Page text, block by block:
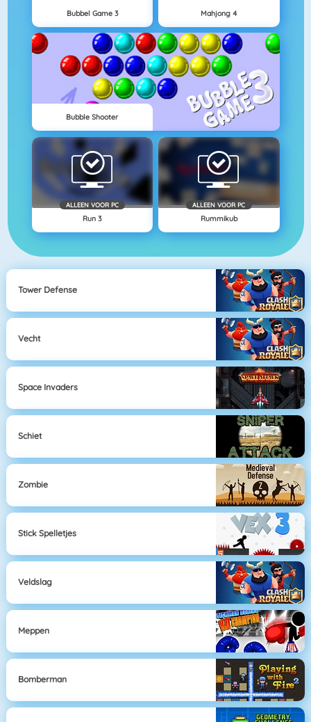
Bubbel Game 3 Mahjong 4
Bubble Shooter
ALLEEN VOOR PC
Run 3
ALLEEN VOOR PC
Rummikub
Tower Defense
Vecht
Space Invaders
Schiet
Zombie
Stick Spelletjes
Veldslag
Meppen
Bomberman